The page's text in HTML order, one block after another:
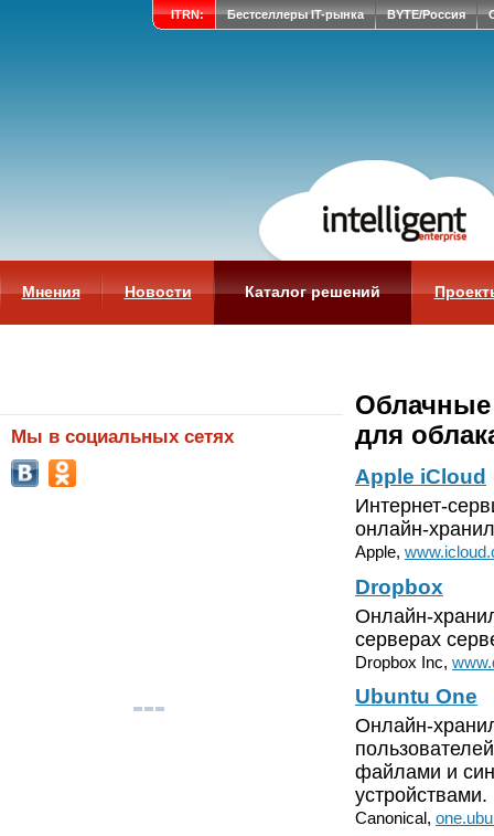
ITRN: Бестселлеры IT-рынка BYTE/Россия
Мнения Новости Каталог решений
Мы в социальных сетях
для
Apple iCloud
Интернет-
онлайн-
Apple,
Dropbox
Онлайн-
серверах
Dropbox Inc,
Ubuntu One
Онлайн-
файлами и
устройствами.
Canonical,